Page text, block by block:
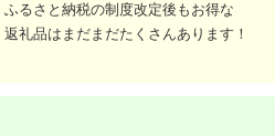
高知県 土佐清水市
あしずり温泉郷 共通
寄付金額:10,000円
沖縄県 糸満市
【ふるさと納税】【糸
満市】しろくまツアー
寄付金額:200,000円
ふるさと納税の制度改定後もお得な
返礼品はまだまだたくさんあります！